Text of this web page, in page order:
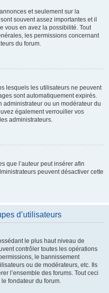
et seulement sur la
souvent assez importantes et il
vous en avez la possibilité. Tout
les permissions concernant
du forum.
lesquels les utilisateurs ne peuvent
sont automatiquement expirés.
administrateur ou un modérateur du
également verrouiller vos
administrateurs.
que l’auteur peut insérer afin
peuvent désactiver cette
d’utilisateurs
le plus haut niveau de
contrôler toutes les opérations
le bannissement
ou de modérateurs, etc. Ils
l’ensemble des forums. Tout ceci
fondateur du forum.